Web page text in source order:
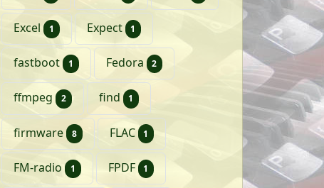
Excel 1 artikelExpect 1 artikel
fastboot 1 artikelFedora 2 artikelen
ffmpeg 2 artikelen
find 1 artikel
firmware 8 artikelen
FLAC 1 artikel
FM-radio 1 artikelFPDF 1 artikel